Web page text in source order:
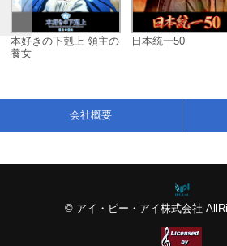
本好きの下剋上 領主の
養女
日本統一50
© アイ・ピー・アイ株式会社
会社概要